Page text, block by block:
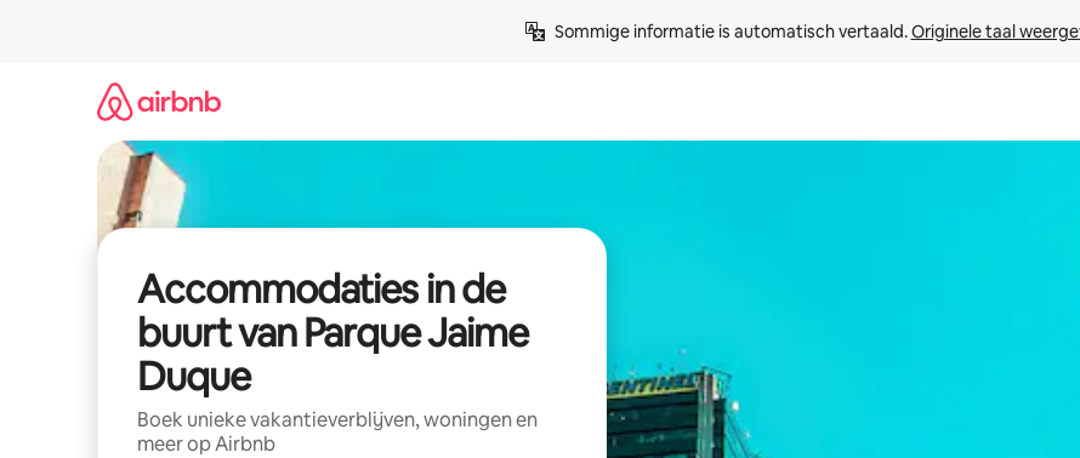
Sommige informatie is automatisch vertaald. Originele taal
Accommodaties in de
buurt van Parque Jaime
Duque
Boek unieke vakantieverblijven, woningen en
meer op Airbnb